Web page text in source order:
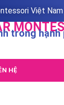
Việt Nam
trong hạnh
HỆ